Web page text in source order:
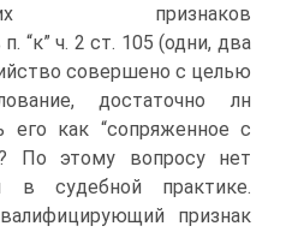
признаков
“к” ч. 2 ст. 105 (одни, два
совершено с целью
достаточно лн
его как “сопряженное с
По этому вопросу нет
в судебной практике.
признак